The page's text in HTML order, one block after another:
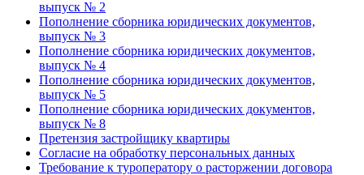
выпуск № 2
Пополнение сборника юридических документов,
выпуск № 3
Пополнение сборника юридических документов,
выпуск № 4
Пополнение сборника юридических документов,
выпуск № 5
Пополнение сборника юридических документов,
выпуск № 8
Претензия застройщику квартиры
Согласие на обработку персональных данных
Требование к туроператору о расторжении договора